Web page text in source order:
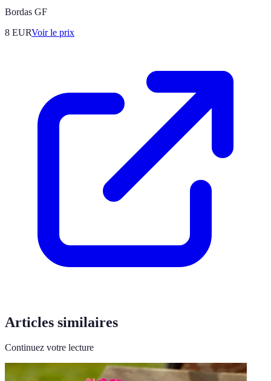
Bordas GF
8 EURVoir le prix
Articles similaires
Continuez votre lecture